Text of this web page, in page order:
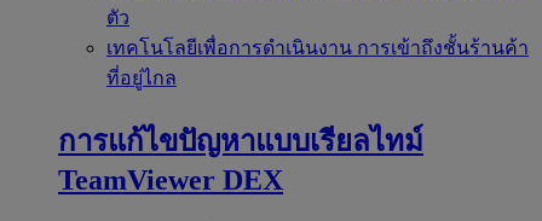
ตัว
เทคโนโลยีเพื่อการดำเนินงาน การเข้าถึงชั้นร้านค้า
ที่อยู่ไกล
การแก้ไขปัญหาแบบเรียลไทม์
TeamViewer DEX